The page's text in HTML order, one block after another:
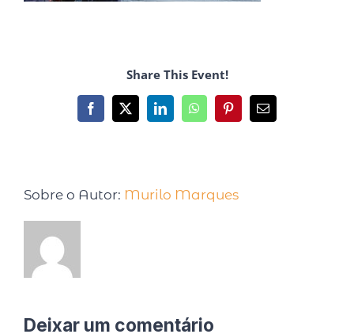
Share This Event!
Sobre o Autor: Murilo Marques
Deixar um comentário